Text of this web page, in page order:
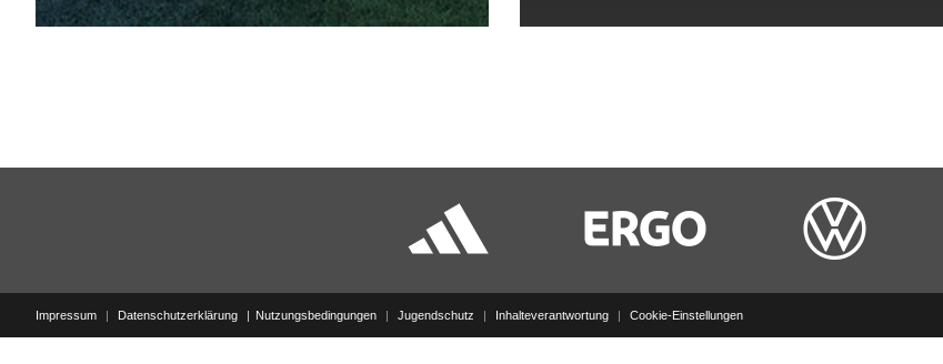
Impressum | Datenschutzerklärung Nutzungsbedingungen | Jugendschutz | Inhalteverantwortung | Cookie-Einstellungen